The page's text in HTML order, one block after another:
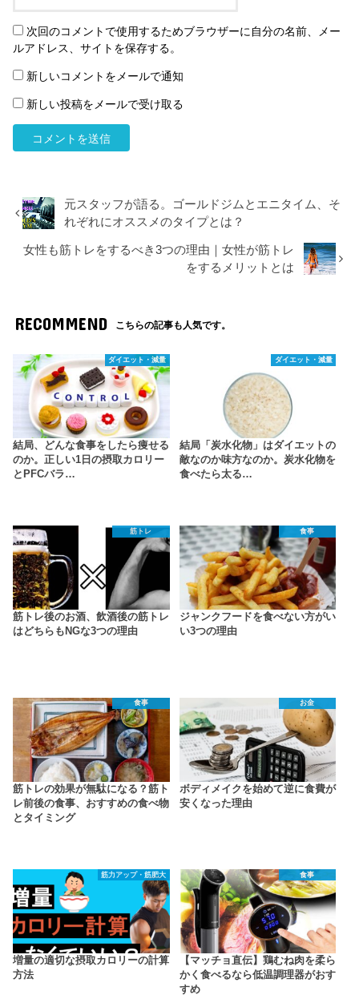
次回のコメントで使用するためブラウザーに自分の名前、メー
ルアドレス、サイトを保存する。
新しいコメントをメールで通知
新しい投稿をメールで受け取る
元スタッフが語る。ゴールドジムとエニタイム、そ
れぞれにオススメのタイプとは？
女性も筋トレをするべき3つの理由｜女性が筋トレ
をするメリットとは
RECOMMEND こちらの記事も人気です。
ダイエット・減量
結局、どんな食事をしたら痩せる
のか。正しい1日の摂取カロリー
とPFCバラ…
ダイエット・減量
結局「炭水化物」はダイエットの
敵なのか味方なのか。炭水化物を
食べたら太る…
筋トレ
筋トレ後のお酒、飲酒後の筋トレ
はどちらもNGな3つの理由
食事
ジャンクフードを食べない方がい
い3つの理由
食事
筋トレの効果が無駄になる？筋ト
レ前後の食事、おすすめの食べ物
とタイミング
お金
ボディメイクを始めて逆に食費が
安くなった理由
筋力アップ・筋肥大
増量の適切な摂取カロリーの計算
方法
食事
【マッチョ直伝】鶏むね肉を柔ら
かく食べるなら低温調理器がおす
すめ